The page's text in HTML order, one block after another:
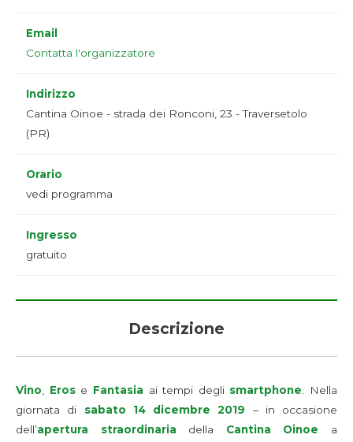
Email
Contatta l'organizzatore
Indirizzo
Cantina Oinoe - strada dei Ronconi, 23 - Traversetolo
(PR)
Orario
vedi programma
Ingresso
gratuito
Descrizione
Vino, Erose Fantasia ai tempi degli smartphone. Nella
giornata di sabato 14 dicembre 2019 – in occasione
dell’apertura straordinaria della Cantina Oinoe a